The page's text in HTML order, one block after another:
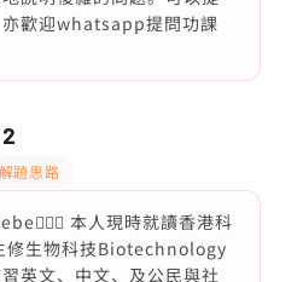
歡迎whatsapp提問功課
解題思路
本人現時就讀香港科
修生物科技Biotechnology
英文、中文、及公民與社